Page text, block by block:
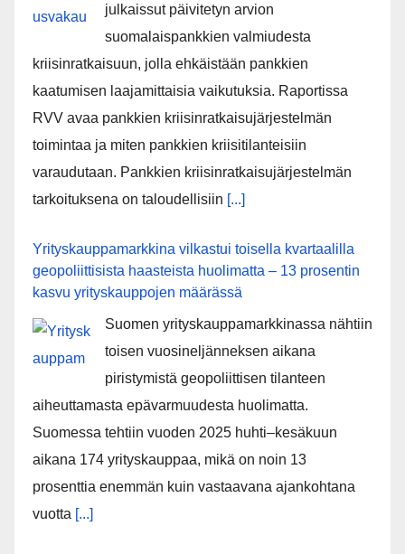
julkaissut päivitetyn arvion
suomalaispankkien valmiudesta
kriisinratkaisuun, jolla ehkäistään pankkien
kaatumisen laajamittaisia vaikutuksia. Raportissa
RVV avaa pankkien kriisinratkaisujärjestelmän
toimintaa ja miten pankkien kriisitilanteisiin
varaudutaan. Pankkien kriisinratkaisujärjestelmän
tarkoituksena on taloudellisiin [...]
Yrityskauppamarkkina vilkastui toisella kvartaalilla
geopoliittisista haasteista huolimatta – 13 prosentin
kasvu yrityskauppojen määrässä
Suomen yrityskauppamarkkinassa nähtiin
toisen vuosineljänneksen aikana
piristymistä geopoliittisen tilanteen
aiheuttamasta epävarmuudesta huolimatta.
Suomessa tehtiin vuoden 2025 huhti–kesäkuun
aikana 174 yrityskauppaa, mikä on noin 13
prosenttia enemmän kuin vastaavana ajankohtana
vuotta [...]